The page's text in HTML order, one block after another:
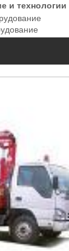
и технологии